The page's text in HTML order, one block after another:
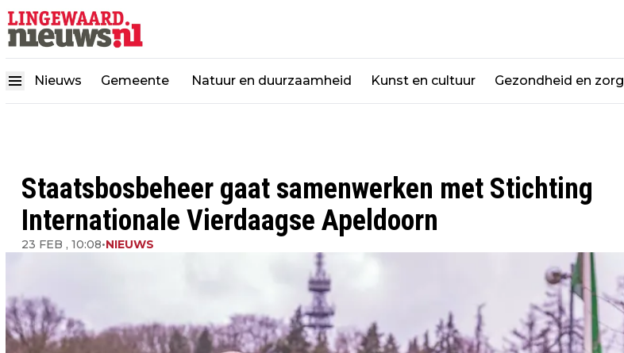
Nieuws Gemeente Natuur en duurzaamheid Kunst en cultuur Gezondheid en zorg
Staatsbosbeheer gaat samenwerken met Stichting
Internationale Vierdaagse Apeldoorn
23 FEB , 10:08•NIEUWS